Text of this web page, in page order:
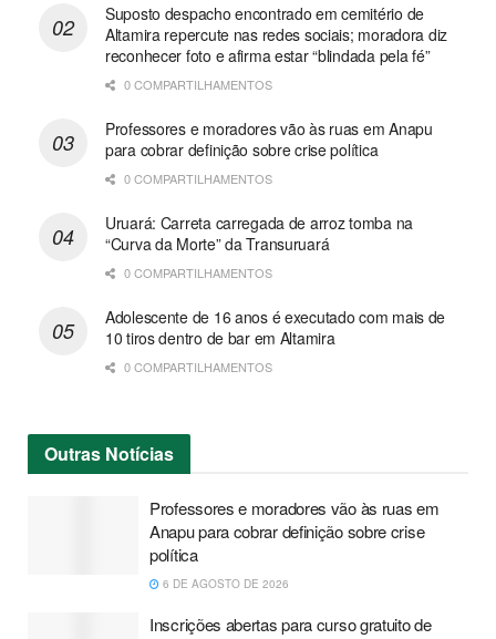
Suposto despacho encontrado em cemitério de
Altamira repercute nas redes sociais; moradora diz
reconhecer foto e afirma estar “blindada pela fé”
0 COMPARTILHAMENTOS
Professores e moradores vão às ruas em Anapu
para cobrar definição sobre crise política
0 COMPARTILHAMENTOS
Uruará: Carreta carregada de arroz tomba na
“Curva da Morte” da Transuruará
0 COMPARTILHAMENTOS
Adolescente de 16 anos é executado com mais de
10 tiros dentro de bar em Altamira
0 COMPARTILHAMENTOS
Outras Notícias
Professores e moradores vão às ruas em
Anapu para cobrar definição sobre crise
política
6 DE AGOSTO DE 2026
Inscrições abertas para curso gratuito de